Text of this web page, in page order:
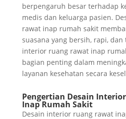
berpengaruh besar terhadap
medis dan keluarga pasien.
rawat inap rumah sakit
suasana yang bersih, rapi,
interior ruang rawat inap
bagian penting dalam
layanan kesehatan secara
Pengertian Desain
Inap Rumah Sakit
Desain interior ruang rawat